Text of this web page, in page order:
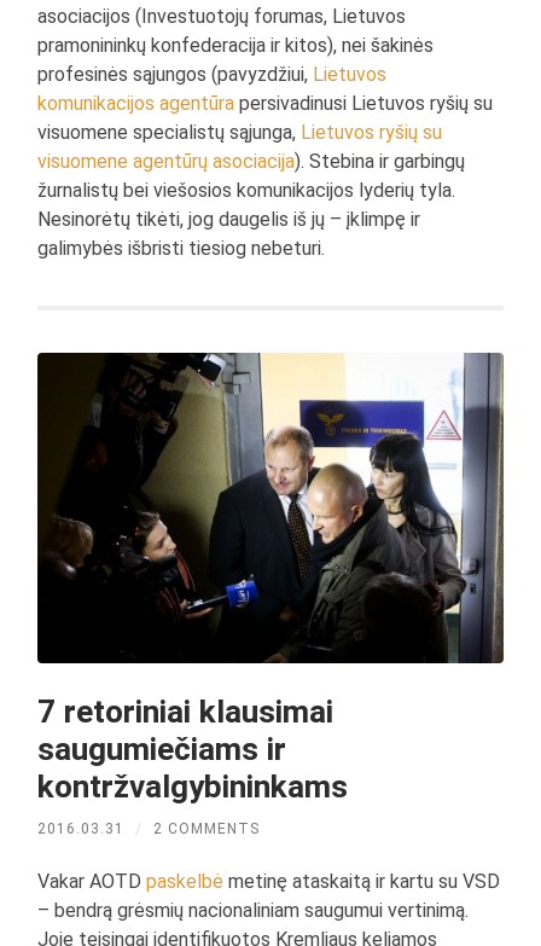
asociacijos (Investuotojų forumas, Lietuvos
pramonininkų konfederacija ir kitos), nei šakinės
profesinės sąjungos (pavyzdžiui, Lietuvos
komunikacijos agentūra persivadinusi Lietuvos ryšių su
visuomene specialistų sąjunga, Lietuvos ryšių su
visuomene agentūrų asociacija). Stebina ir garbingų
žurnalistų bei viešosios komunikacijos lyderių tyla.
Nesinorėtų tikėti, jog daugelis iš jų – įklimpę ir
galimybės išbristi tiesiog nebeturi.
7 retoriniai klausimai
saugumiečiams ir
kontržvalgybininkams
2016.03.31 / 2 COMMENTS
Vakar AOTDpaskelbė metinę ataskaitą ir kartu su VSD
– bendrą grėsmių nacionaliniam saugumui vertinimą.
Joje teisingai identifikuotos Kremliaus keliamos